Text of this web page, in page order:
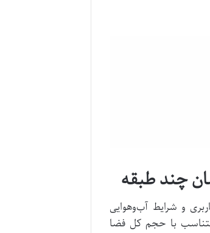
چند طبقه
و شرایط آب‌وهوایی
با حجم کل فضا